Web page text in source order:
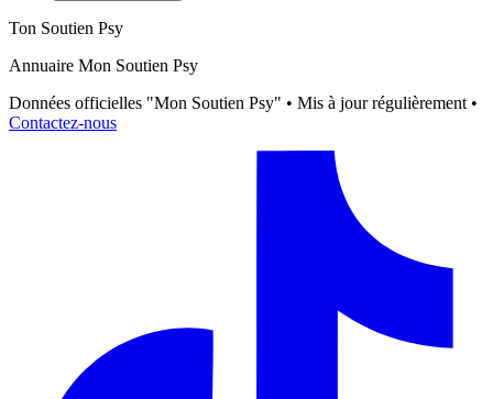
Ton Soutien Psy
Annuaire Mon Soutien Psy
Données officielles "Mon Soutien Psy" • Mis à jour régulièrement •
Contactez-nous